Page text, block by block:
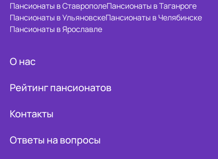
Пансионаты в СтаврополеПансионаты в Таганроге
Пансионаты в УльяновскеПансионаты в Челябинске
Пансионаты в Ярославле
О нас
Рейтинг пансионатов
Контакты
Ответы на вопросы